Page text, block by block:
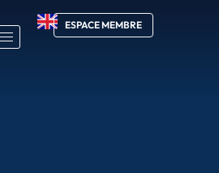
ESPACE MEMBRE